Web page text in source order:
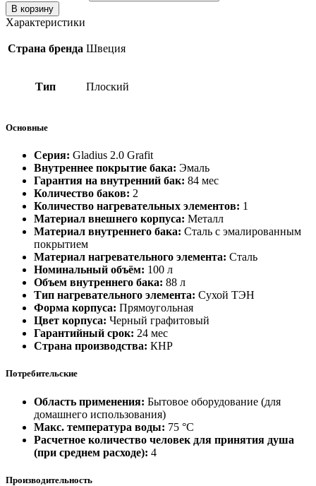
В корзину
Характеристики
Страна бренда Швеция
Тип Плоский
Основные
Серия: Gladius 2.0 Grafit
Внутреннее покрытие бака: Эмаль
Гарантия на внутренний бак: 84 мес
Количество баков: 2
Количество нагревательных элементов: 1
Материал внешнего корпуса: Металл
Материал внутреннего бака: Сталь с эмалированным
покрытием
Материал нагревательного элемента: Сталь
Номинальный объём: 100 л
Объем внутреннего бака: 88 л
Тип нагревательного элемента: Сухой ТЭН
Форма корпуса: Прямоугольная
Цвет корпуса: Черный графитовый
Гарантийный срок: 24 мес
Страна производства: КНР
Потребительские
Область применения: Бытовое оборудование (для
домашнего использования)
Макс. температура воды: 75 °С
Расчетное количество человек для принятия душа
(при среднем расходе): 4
Производительность